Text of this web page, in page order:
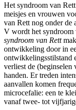
Het syndroom van
meisjes en vrouwen
van Rett nog onder de
V wordt het syndroom
syndroom van Rett
ontwikkeling door in
ontwikkelingsstilstand
verliest de (beginselen
handen. Er treden
aanvallen komen
microcefalie: een te
vanaf twee- tot